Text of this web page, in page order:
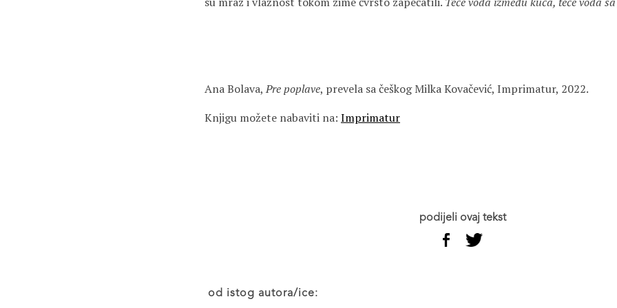
Ana Bolava,Pre poplave, prevela sa češkog Milka Kovačević, Imprimatur, 2022.
Knjigu možete nabaviti na: Imprimatur
podijeli ovaj tekst
od istog autora/ice: